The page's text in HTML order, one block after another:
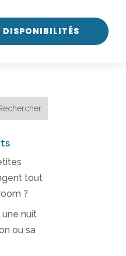
DISPONIBILITÉS
tout
?
nuit
ou sa